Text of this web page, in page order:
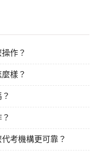
作？
樣？
考機構更可靠？